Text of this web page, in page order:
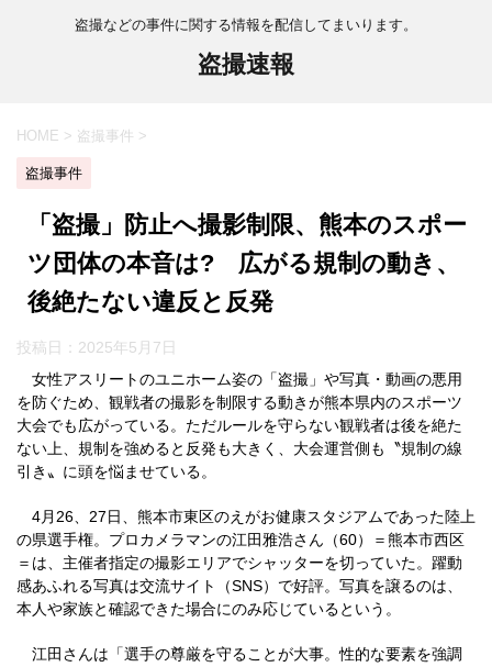
盗撮などの事件に関する情報を配信してまいります。
盗撮速報
HOME > 盗撮事件 >
盗撮事件
「盗撮」防止へ撮影制限、熊本のスポー
ツ団体の本音は? 広がる規制の動き、
後絶たない違反と反発
投稿日： 2025年5月7日
女性アスリートのユニホーム姿の「盗撮」や写真・動画の悪用
を防ぐため、観戦者の撮影を制限する動きが熊本県内のスポーツ
大会でも広がっている。ただルールを守らない観戦者は後を絶た
ない上、規制を強めると反発も大きく、大会運営側も〝規制の線
引き〟に頭を悩ませている。
4月26、27日、熊本市東区のえがお健康スタジアムであった陸上
の県選手権。プロカメラマンの江田雅浩さん（60）＝熊本市西区
＝は、主催者指定の撮影エリアでシャッターを切っていた。躍動
感あふれる写真は交流サイト（SNS）で好評。写真を譲るのは、
本人や家族と確認できた場合にのみ応じているという。
江田さんは「選手の尊厳を守ることが大事。性的な要素を強調